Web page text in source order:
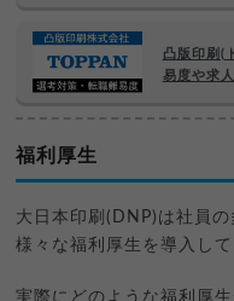
凸版印刷(
易度や求
福利厚生
大日本印刷(DNP)は社員の
様々な福利厚生を導入して
実際にどのような福利厚